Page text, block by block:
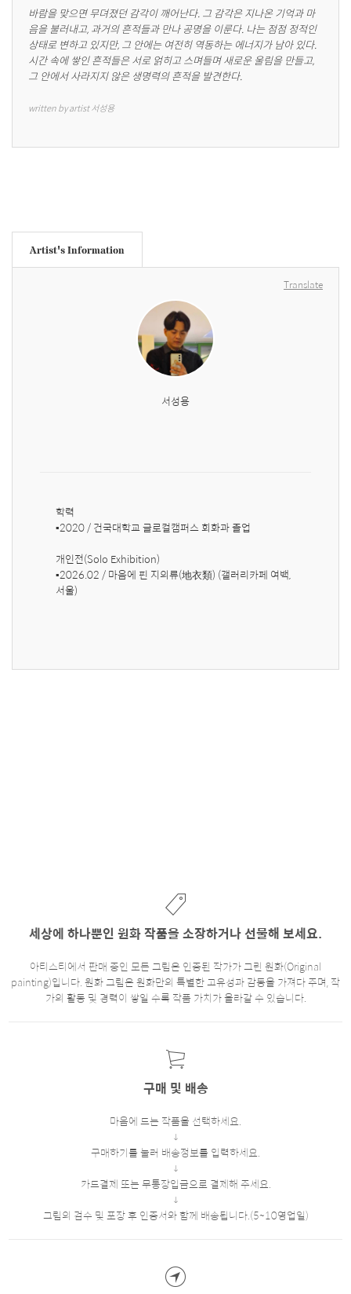
바람을 맞으면 무뎌졌던 감각이 깨어난다. 그 감각은 지나온 기억과 마
음을 불러내고, 과거의 흔적들과 만나 공명을 이룬다. 나는 점점 정적인
상태로 변하고 있지만, 그 안에는 여전히 역동하는 에너지가 남아 있다.
시간 속에 쌓인 흔적들은 서로 얽히고 스며들며 새로운 울림을 만들고,
그 안에서 사라지지 않은 생명력의 흔적을 발견한다.
written by artist 서성용
Artist's Information
Translate
서성용
학력
▪︎2020 / 건국대학교 글로컬캠퍼스 회화과 졸업
개인전(Solo Exhibition)
▪︎2026.02 / 마음에 핀 지의류(地衣類) (갤러리카페 여백,
서울)
세상에 하나뿐인 원화 작품을 소장하거나 선물해 보세요.
아티스티에서 판매 중인 모든 그림은 인증된 작가가 그린 원화(Original
painting)입니다. 원화 그림은 원화만의 특별한 고유성과 감동을 가져다 주며, 작
가의 활동 및 경력이 쌓일 수록 작품 가치가 올라갈 수 있습니다.
구매 및 배송
마음에 드는 작품을 선택하세요.
구매하기를 눌러 배송정보를 입력하세요.
카드결제 또는 무통장입금으로 결제해 주세요.
그림의 검수 및 포장 후 인증서와 함께 배송됩니다.(5~10영업일)